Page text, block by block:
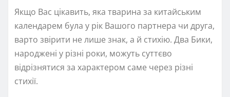
Якщо Вас цікавить, яка тварина за китайським
календарем була у рік Вашого партнера чи друга,
варто звірити не лише знак, а й стихію. Два Бики,
народжені у різні роки, можуть суттєво
відрізнятися за характером саме через різні
стихії.